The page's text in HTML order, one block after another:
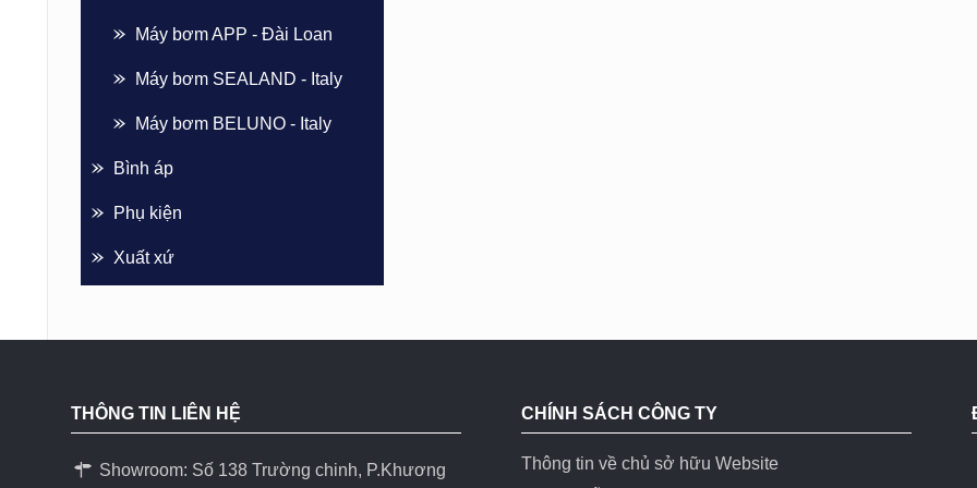
Máy bơm APP - Đài Loan
Máy bơm SEALAND - Italy
Máy bơm BELUNO - Italy
Bình áp
Phụ kiện
Xuất xứ
THÔNG TIN LIÊN HỆ
Showroom: Số 138 Trường chinh, P.Khương
CHÍNH SÁCH CÔNG TY
Thông tin về chủ sở hữu Website